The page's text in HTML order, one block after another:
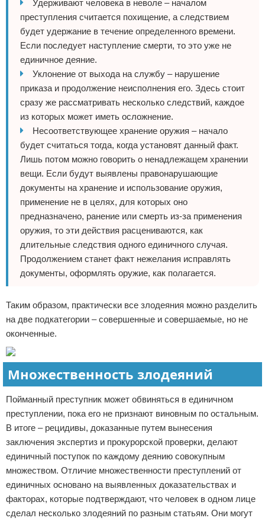
Удерживают человека в неволе – началом
преступления считается похищение, а следствием
будет удержание в течение определенного времени.
Если последует наступление смерти, то это уже не
единичное деяние.
Уклонение от выхода на службу – нарушение
приказа и продолжение неисполнения его. Здесь стоит
сразу же рассматривать несколько следствий, каждое
из которых может иметь осложнение.
Несоответствующее хранение оружия – начало
будет считаться тогда, когда установят данный факт.
Лишь потом можно говорить о ненадлежащем хранении
вещи. Если будут выявлены правонарушающие
документы на хранение и использование оружия,
применение не в целях, для которых оно
предназначено, ранение или смерть из-за применения
оружия, то эти действия расцениваются, как
длительные следствия одного единичного случая.
Продолжением станет факт нежелания исправлять
документы, оформлять оружие, как полагается.
Таким образом, практически все злодеяния можно разделить
на две подкатегории – совершенные и совершаемые, но не
оконченные.
Множественность злодеяний
Пойманный преступник может обвиняться в единичном
преступлении, пока его не признают виновным по остальным.
В итоге – рецидивы, доказанные путем вынесения
заключения экспертиз и прокурорской проверки, делают
единичный поступок по каждому деянию совокупным
множеством. Отличие множественности преступлений от
единичных основано на выявленных доказательствах и
факторах, которые подтверждают, что человек в одном лице
сделал несколько злодеяний по разным статьям. Они могут